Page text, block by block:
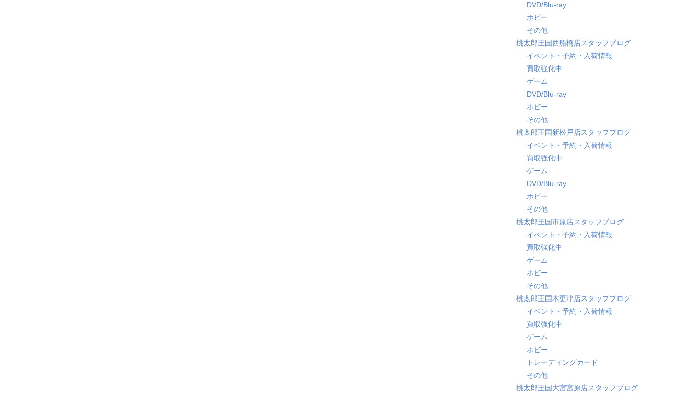
DVD/Blu-ray
ホビー
その他
桃太郎王国西船橋店スタッフブログ
イベント・予約・入荷情報
買取強化中
ゲーム
DVD/Blu-ray
ホビー
その他
桃太郎王国新松戸店スタッフブログ
イベント・予約・入荷情報
買取強化中
ゲーム
DVD/Blu-ray
ホビー
その他
桃太郎王国市原店スタッフブログ
イベント・予約・入荷情報
買取強化中
ゲーム
ホビー
その他
桃太郎王国木更津店スタッフブログ
イベント・予約・入荷情報
買取強化中
ゲーム
ホビー
トレーディングカード
その他
桃太郎王国大宮宮原店スタッフブログ